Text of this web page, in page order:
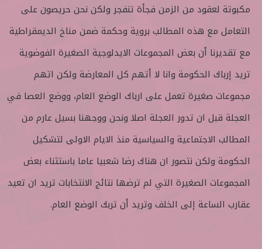
مكبوتة لعقود من الزمن فجأة تنفجر ولكن نحن حريصون على
التعامل مع هذه المطالب بروية وحكمة ضمن مناخ الديمقراطية
مع تقديرنا أن بعض المجموعات الايدلوجية الصغيرة الفوضوية
تريد إرباك الحكومة وانا لا أتهم كل المعارضة ولكن اتهم
مجموعات صغيرة تعمل على ارباك الوضع العام، ووضع العصا في
العجلة قبل ان تدور العجلة اصلا ونحن ووجهنا بسيل عارم من
المطالب الاجتماعية والسياسية منذ الايام الاولى لتشكيل
الحكومة ولكن نتصور ان هناك رضا شعبيا عاما باستثناء بعض
المجموعات الصغيرة التي لم ترضها نتائج الانتخابات تريد ان تعيد
عقارب الساعة إلى الخلف وتريد أن تربك الوضع العام.